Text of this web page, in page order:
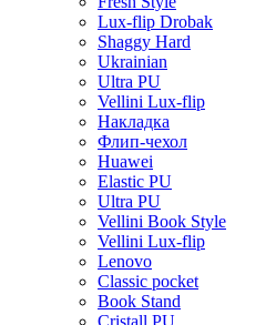
Lux-flip Drobak
Shaggy Hard
Ukrainian
Ultra PU
Vellini Lux-flip
Накладка
Флип-чехол
Huawei
Elastic PU
Ultra PU
Vellini Book Style
Vellini Lux-flip
Lenovo
Classic pocket
Book Stand